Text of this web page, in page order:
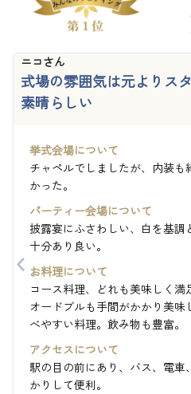
ニコさん
式場の雰囲気は元よりス
素晴らしい
挙式会場について
チャペルでしましたが、内装も
かった。
パーティー会場について
披露宴にふさわしい、白を基調
十分あり良い。
お料理について
コース料理、どれも美味しく満
オードブルも手間がかかり美
べやすい料理。飲み物も豊富。
アクセスについて
駅の目の前にあり、バス、電車
かりして便利。